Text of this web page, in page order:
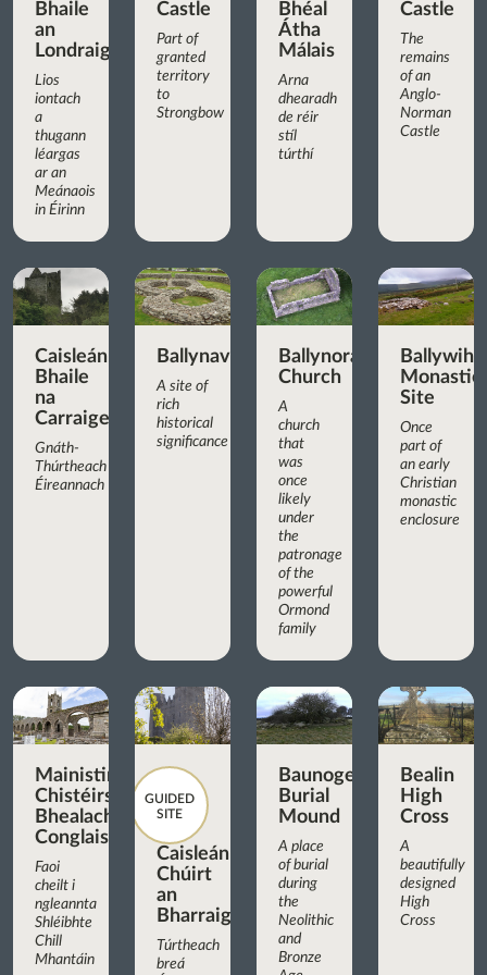
Bhaile
an
Londraigh
Lios
iontach
a
thugann
léargas
ar an
Meánaois
in Éirinn
Castle
Part of
granted
territory
to
Strongbow
Bhéal
Átha
Málais
Arna
dhearadh
de réir
stíl
túrthí
Castle
The
remains
of an
Anglo-
Norman
Castle
Caisleán
Bhaile
na
Carraige
Gnáth-
Thúrtheach
Éireannach
Ballynavenooragh
A site of
rich
historical
significance
Ballynoran
Church
A
church
that
was
once
likely
under
the
patronage
of the
powerful
Ormond
family
Monastic
Site
Once
part of
an early
Christian
monastic
enclosure
Mainistir
Chistéirseach
Bhealach
Conglais
Faoi
cheilt i
ngleannta
Shléibhte
Chill
Mhantáin
GUIDED
SITE
Caisleán
Chúirt
an
Bharraigh
Túrtheach
breá
Baunogenasraid
Burial
Mound
A place
of burial
during
the
Neolithic
and
Bronze
Bealin
High
Cross
A
beautifully
designed
High
Cross